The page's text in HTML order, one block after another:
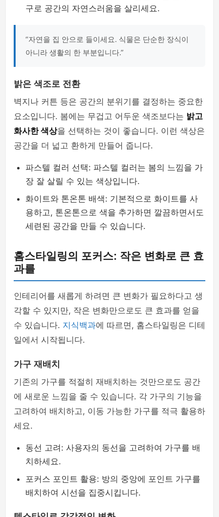
구로 공간의 자연스러움을 살리세요.
“자연을 집 안으로 들이세요. 식물은 단순한 장식이
아니라 생활의 한 부분입니다.”
밝은 색조로 전환
벽지나 커튼 등은 공간의 분위기를 결정하는 중요한
요소입니다. 봄에는 무겁고 어두운 색조보다는 밝고
화사한 색상을 선택하는 것이 좋습니다. 이런 색상은
공간을 더 넓고 환하게 만들어 줍니다.
파스텔 컬러 선택: 파스텔 컬러는 봄의 느낌을 가
장 잘 살릴 수 있는 색상입니다.
화이트와 톤온톤 배색: 기본적으로 화이트를 사
용하고, 톤온톤으로 색을 추가하면 깔끔하면서도
세련된 공간을 만들 수 있습니다.
홈스타일링의 포커스: 작은 변화로 큰 효
과를
인테리어를 새롭게 하려면 큰 변화가 필요하다고 생
각할 수 있지만, 작은 변화만으로도 큰 효과를 얻을
수 있습니다. 지식백과에 따르면, 홈스타일링은 디테
일에서 시작됩니다.
가구 재배치
기존의 가구를 적절히 재배치하는 것만으로도 공간
에 새로운 느낌을 줄 수 있습니다. 각 가구의 기능을
고려하여 배치하고, 이동 가능한 가구를 적극 활용하
세요.
동선 고려: 사용자의 동선을 고려하여 가구를 배
치하세요.
포커스 포인트 활용: 방의 중앙에 포인트 가구를
배치하여 시선을 집중시킵니다.